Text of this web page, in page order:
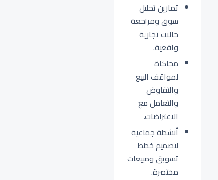
تمارين تحليل
سوق ومراجعة
حالات تجارية
واقعية.
محاكاة
لمواقف البيع
والتفاوض
والتعامل مع
الاعتراضات.
أنشطة جماعية
لتصميم خطط
تسويق ومبيعات
مختصرة.